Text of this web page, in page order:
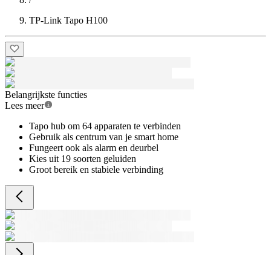
TP-Link Tapo H100
Belangrijkste functies
Lees meer
Tapo hub om 64 apparaten te verbinden
Gebruik als centrum van je smart home
Fungeert ook als alarm en deurbel
Kies uit 19 soorten geluiden
Groot bereik en stabiele verbinding